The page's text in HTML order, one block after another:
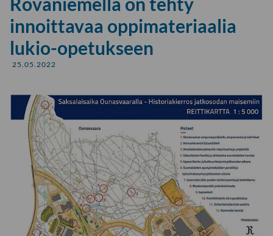
innoittavaa oppimateriaalia
lukio-opetukseen
25.05.2022